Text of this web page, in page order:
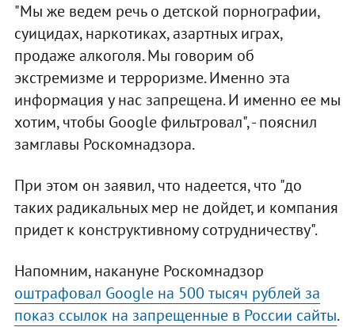
"Мы же ведем речь о детской порнографии,
суицидах, наркотиках, азартных играх,
продаже алкоголя. Мы говорим об
экстремизме и терроризме. Именно эта
информация у нас запрещена. И именно ее мы
хотим, чтобы Google фильтровал", - пояснил
замглавы Роскомнадзора.
При этом он заявил, что надеется, что "до
таких радикальных мер не дойдет, и компания
придет к конструктивному сотрудничеству".
Напомним, накануне Роскомнадзор
оштрафовал Google на 500 тысяч рублей за
показ ссылок на запрещенные в России сайты.